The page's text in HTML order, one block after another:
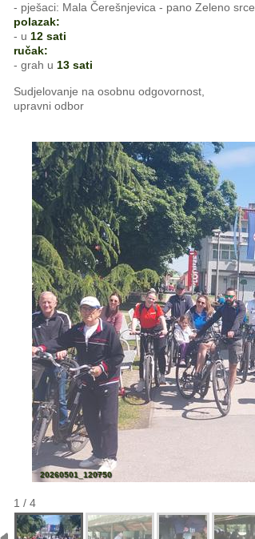
- pješaci: Mala Čerešnjevica - pano Zeleno srce
polazak:
- u 12 sati
ručak:
- grah u 13 sati
Sudjelovanje na osobnu odgovornost,
upravni odbor
20260501_120750
1 / 4